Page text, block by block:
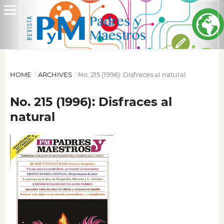
HOME / ARCHIVES / No. 215 (1996): Disfraces al natural
No. 215 (1996): Disfraces al
natural